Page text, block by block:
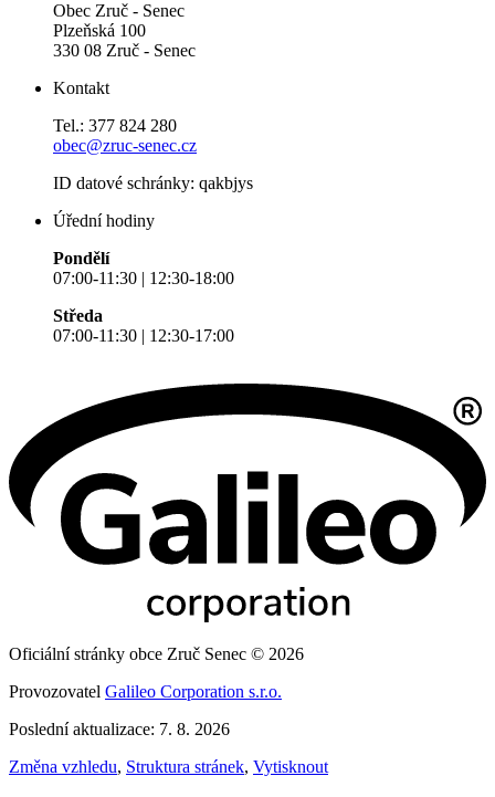
Obec Zruč - Senec
Plzeňská 100
330 08 Zruč - Senec
Kontakt
Tel.: 377 824 280
obec@zruc-senec.cz
ID datové schránky: qakbjys
Úřední hodiny
Pondělí
07:00-11:30 | 12:30-18:00
Středa
07:00-11:30 | 12:30-17:00
Oficiální stránky obce Zruč Senec © 2026
Provozovatel Galileo Corporation s.r.o.
Poslední aktualizace: 7. 8. 2026
Změna vzhledu, Struktura stránek, Vytisknout